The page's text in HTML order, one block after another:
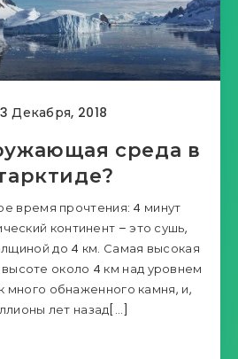
Декабря, 2018
среда в
время прочтения: 4 минут
континент – это сушь,
до 4 км. Самая высокая
высоте около 4 км над уровнем
много обнаженного камня, и,
лет назад[…]